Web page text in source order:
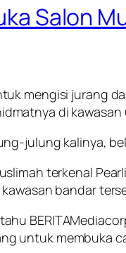
Salon
mengisi jurang
di
julung kalinya,
terkenal
bandar
untuk membuka